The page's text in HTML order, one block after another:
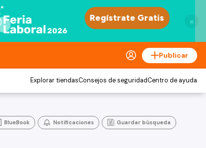
×
Publicar
Explorar tiendasConsejos de seguridadCentro de ayuda
BlueBook Notificaciones Guardar búsqueda